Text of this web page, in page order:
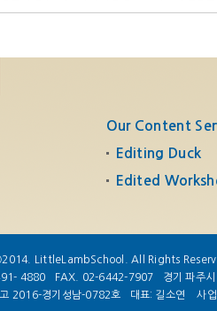
Our Content
Editing Duck
Edited
LittleLambSchool. All Rights
4880
FAX. 02-6442-7907
경기 파주
2016-경기성남-0782호
대표: 길소연 사